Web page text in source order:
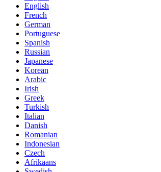
English
French
German
Portuguese
Spanish
Russian
Japanese
Korean
Arabic
Irish
Greek
Turkish
Italian
Danish
Romanian
Indonesian
Czech
Afrikaans